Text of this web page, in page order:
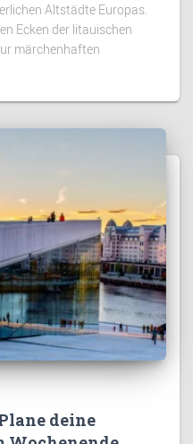
Altstädte Europas.
Ecken der litauischen
märchenhaften
deine